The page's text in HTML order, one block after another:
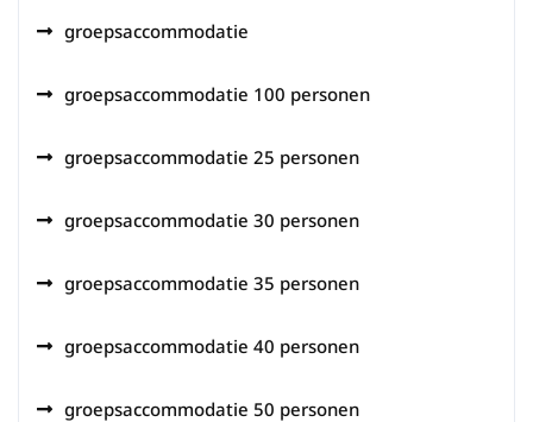
groepsaccommodatie
groepsaccommodatie 100 personen
groepsaccommodatie 25 personen
groepsaccommodatie 30 personen
groepsaccommodatie 35 personen
groepsaccommodatie 40 personen
groepsaccommodatie 50 personen